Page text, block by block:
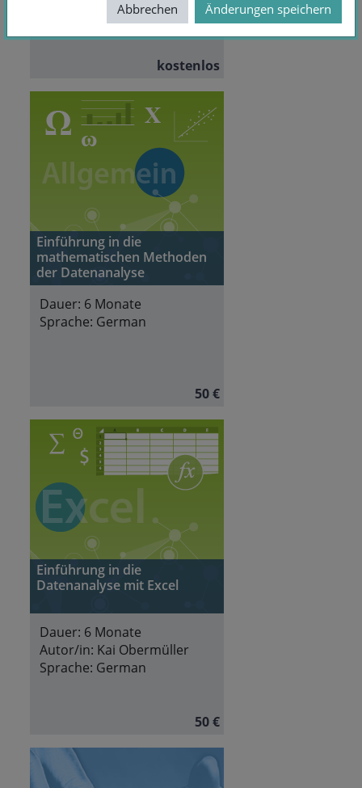
English
kostenlos
Einführung in die
mathematischen Methoden
der Datenanalyse
Dauer: 6 Monate
Sprache: German
50 €
Einführung in die
Datenanalyse mit Excel
Dauer: 6 Monate
Autor/in: Kai Obermüller
Sprache: German
50 €
Abbrechen Änderungen speichern
Abbrechen Änderungen speichern